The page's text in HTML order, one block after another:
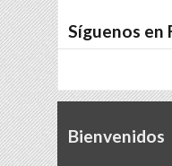
Síguenos en
Bienvenidos